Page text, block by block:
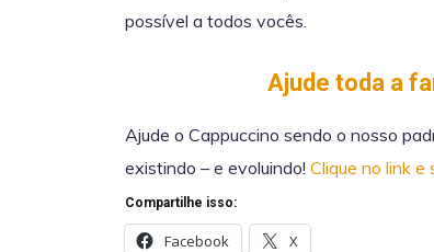
possível a todos vocês.
Ajude toda a
Ajude o Cappuccino sendo o nosso
existindo – e evoluindo! Clique no link e
Compartilhe isso:
Facebook X